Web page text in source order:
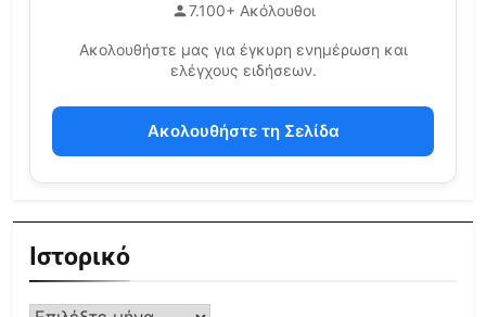
7.100+ Ακόλουθοι
Ακολουθήστε μας για έγκυρη ενημέρωση και
ελέγχους ειδήσεων.
Ακολουθήστε τη Σελίδα
Ιστορικό